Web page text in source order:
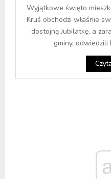
Wyjątkowe święto
Kruś obchodzi właśnie
dostojną Jubilatkę, a
gminy, odwiedzili